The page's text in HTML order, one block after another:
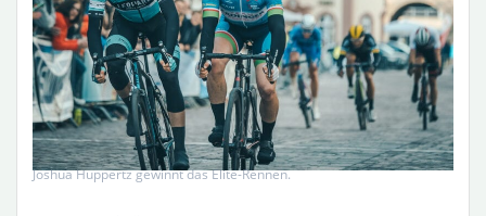
Joshua Huppertz gewinnt das Elite-Rennen.